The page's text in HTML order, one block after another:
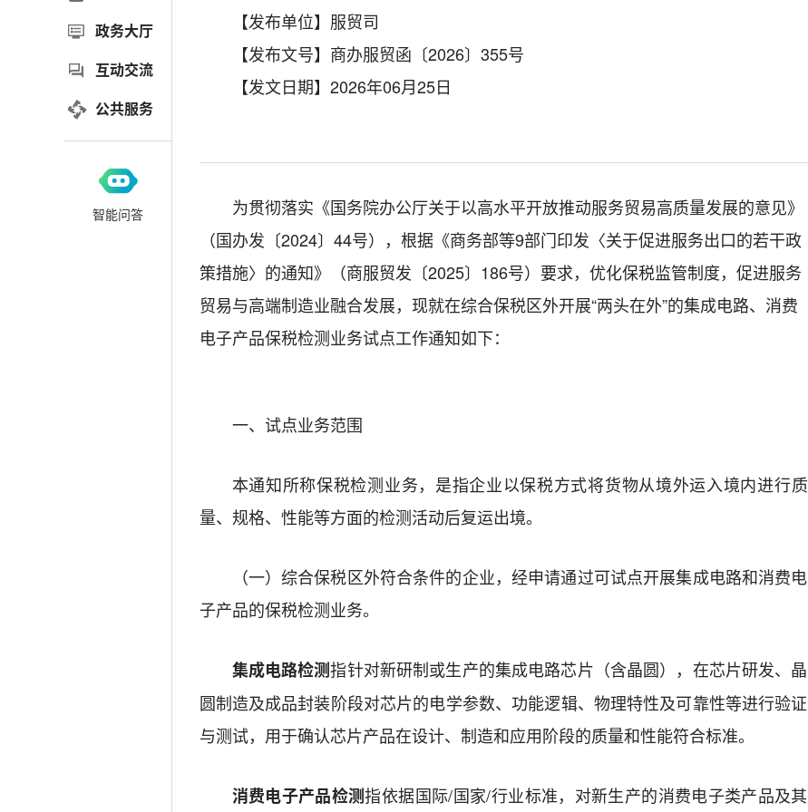
【发布单位】服贸司
【发布文号】商办服贸函〔2026〕355号
【发文日期】2026年06月25日
为贯彻落实《国务院办公厅关于以高水平开放推动服务贸易高质量发展的意见》
（国办发〔2024〕 44号），根据《商务部等9部门印发〈关于促进服务出口的若干政
策措施〉的通知》（商服贸发 〔2025〕 186号）要求，优化保税监管制度，促进服务
贸易与高端制造业融合发展，现就在综合保税区外开展“两头在外”的集成电路、消费
电子产品保税检测业务试点工作通知如下：
一、 试点业务范围
本通知所称保税检测业务，是指企业以保税方式将货物从境外运入境内进行质
量、规格、 性能等方面的检测活动后复运出境。
（一） 综合保税区外符合条件的企业， 经申请通过可试点开展集成电路和消费电
子产品的保税检测业务。
集成电路检测指针对新研制或生产的集成电路芯片（含晶圆），在芯片研发、晶
圆制造及成品封装阶段对芯片的电学参数、功能逻辑、物理特性及可靠性等进行验证
与测试，用于确认芯片产品在设计、制造和应用阶段的质量和性能符合标准。
消费电子产品检测指依据国际/国家/行业标准，对新生产的消费电子类产品及其
政务大厅
互动交流
公共服务
智能问答